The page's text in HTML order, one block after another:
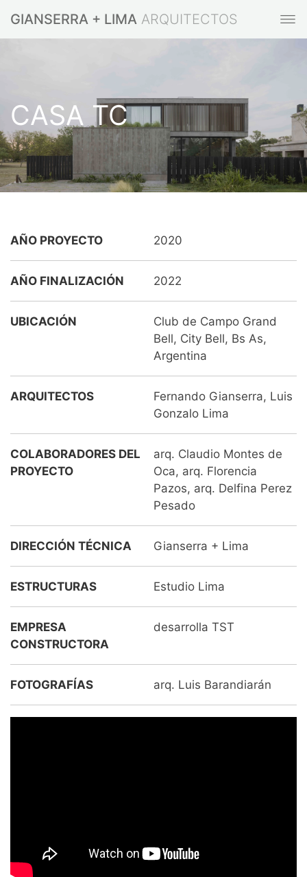
GIANSERRA + LIMA
CASA TC
AÑO PROYECTO 2020
AÑO FINALIZACIÓN 2022
UBICACIÓN
Club de Campo Grand
Bell, City Bell, Bs As,
Argentina
ARQUITECTOS
Fernando Gianserra, Luis
Gonzalo Lima
COLABORADORES DEL
PROYECTO
arq. Claudio Montes de
Oca, arq. Florencia
Pazos, arq. Delfina Perez
Pesado
DIRECCIÓN TÉCNICA Gianserra + Lima
ESTRUCTURAS Estudio Lima
EMPRESA
CONSTRUCTORA
desarrolla TST
FOTOGRAFÍAS arq. Luis Barandiarán